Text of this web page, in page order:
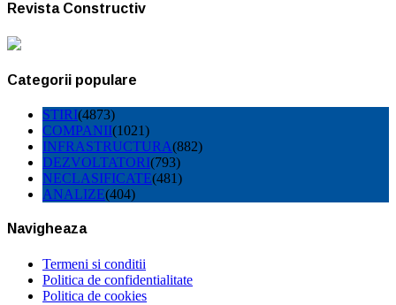
Revista Constructiv
Categorii populare
STIRI(4873)
COMPANII(1021)
INFRASTRUCTURA(882)
DEZVOLTATORI(793)
NECLASIFICATE(481)
ANALIZE(404)
Navigheaza
Termeni si conditii
Politica de confidentialitate
Politica de cookies